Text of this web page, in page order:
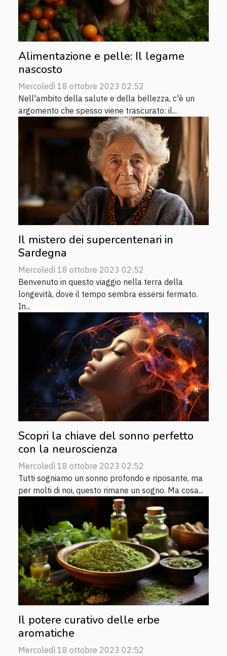
Alimentazione e pelle: Il legame
nascosto
Mercoledì 18 ottobre 2023 02:52
Nell'ambito della salute e della bellezza, c'è un
argomento che spesso viene trascurato: il...
Il mistero dei supercentenari in
Sardegna
Mercoledì 18 ottobre 2023 02:52
Benvenuto in questo viaggio nella terra della
longevità, dove il tempo sembra essersi fermato.
In...
Scopri la chiave del sonno perfetto
con la neuroscienza
Mercoledì 18 ottobre 2023 02:52
Tutti sogniamo un sonno profondo e riposante, ma
per molti di noi, questo rimane un sogno. Ma cosa...
Il potere curativo delle erbe
aromatiche
Mercoledì 18 ottobre 2023 02:52